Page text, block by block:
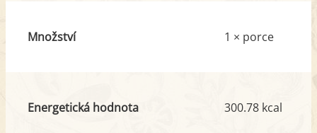
Množství 1 × porce
Energetická hodnota 300.78 kcal